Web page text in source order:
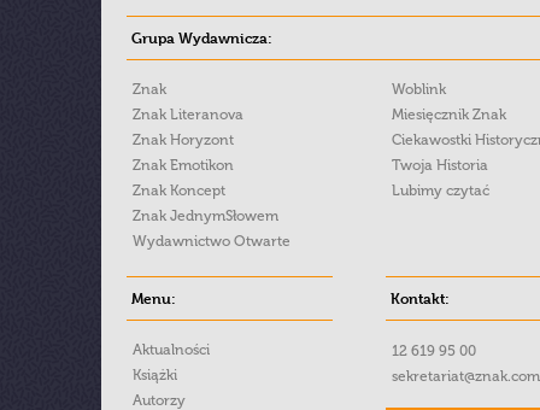
Grupa Wydawnicza:
Znak
Znak Literanova
Znak Horyzont
Znak Emotikon
Znak Koncept
Znak JednymSłowem
Wydawnictwo Otwarte
Woblink
Miesięcznik Znak
Ciekawostki
Twoja Historia
Lubimy czytać
Menu:
Aktualności
Książki
Autorzy
Kontakt:
12 619 95 00